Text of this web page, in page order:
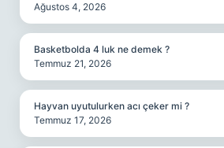
Ağustos 4, 2026
Basketbolda 4 luk ne demek ?
Temmuz 21, 2026
Hayvan uyutulurken acı çeker mi ?
Temmuz 17, 2026